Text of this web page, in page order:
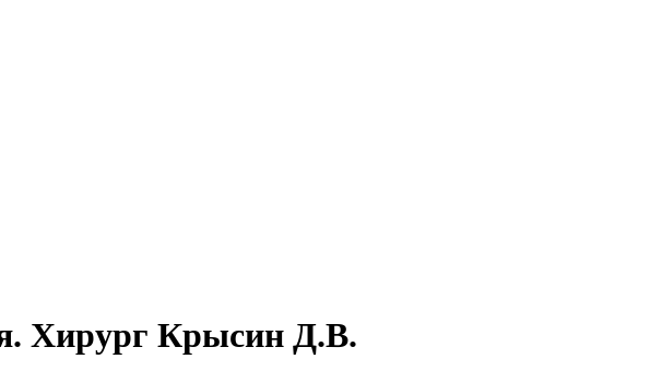
Хирург Крысин Д.В.